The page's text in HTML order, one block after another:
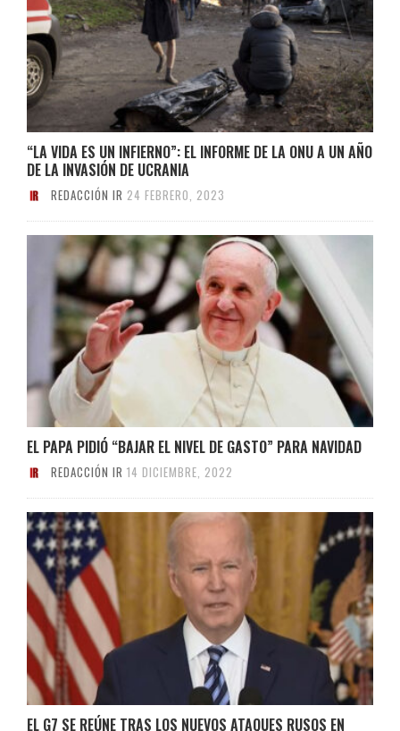
“LA VIDA ES UN INFIERNO”: EL INFORME DE LA ONU A UN AÑO
DE LA INVASIÓN DE UCRANIA
REDACCIÓN IR 24 FEBRERO, 2023
EL PAPA PIDIÓ “BAJAR EL NIVEL DE GASTO” PARA NAVIDAD
REDACCIÓN IR 14 DICIEMBRE, 2022
EL G7 SE REÚNE TRAS LOS NUEVOS ATAQUES RUSOS EN